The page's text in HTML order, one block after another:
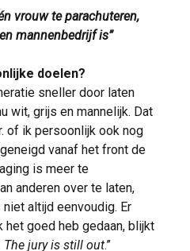
vrouw te parachuteren,
mannenbedrijf is”
doelen?
sneller door laten
wit, grijs en mannelijk. Dat
of ik persoonlijk ook nog
vanaf het front de
is meer te
anderen over te laten,
altijd eenvoudig. Er
goed heb gedaan, blijkt
The jury is still out.”